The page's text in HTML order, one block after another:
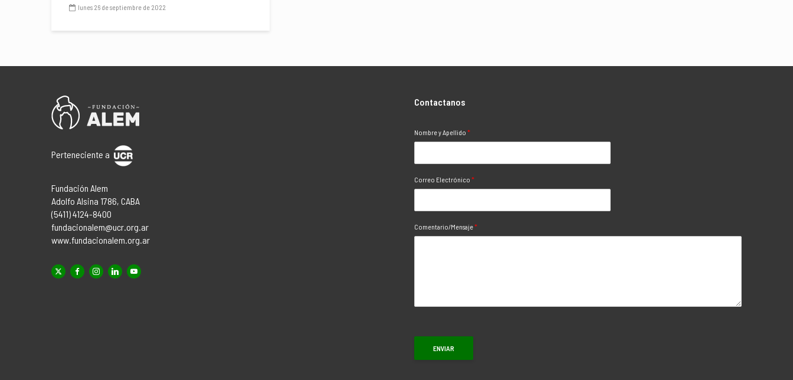
lunes 26 de septiembre de 2022
Perteneciente a
Fundación Alem
Adolfo Alsina 1786, CABA
(5411) 4124-8400
fundacionalem@ucr.org.ar
www.fundacionalem.org.ar
Contactanos
Nombre y Apellido *
Correo Electrónico *
Comentario/Mensaje*
ENVIAR